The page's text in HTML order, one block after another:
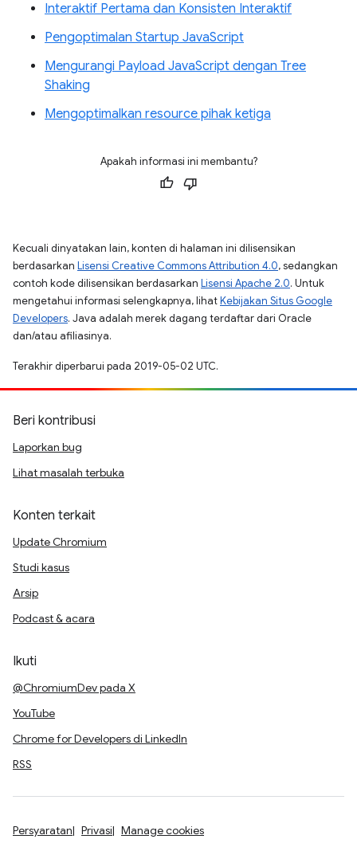
Interaktif Pertama dan Konsisten Interaktif
Pengoptimalan Startup JavaScript
Mengurangi Payload JavaScript dengan Tree
Shaking
Mengoptimalkan resource pihak ketiga
Apakah informasi ini membantu?
Kecuali dinyatakan lain, konten di halaman ini dilisensikan
berdasarkan Lisensi Creative Commons Attribution 4.0, sedangkan
contoh kode dilisensikan berdasarkan Lisensi Apache 2.0. Untuk
mengetahui informasi selengkapnya, lihatKebijakan Situs Google
Developers. Java adalah merek dagang terdaftar dari Oracle
dan/atau afiliasinya.
Terakhir diperbarui pada 2019-05-02 UTC.
Beri kontribusi
Laporkan bug
Lihat masalah terbuka
Konten terkait
Update Chromium
Studi kasus
Arsip
Podcast & acara
Ikuti
@ChromiumDev pada X
YouTube
Chrome for Developers di LinkedIn
RSS
Persyaratan Privasi Manage cookies